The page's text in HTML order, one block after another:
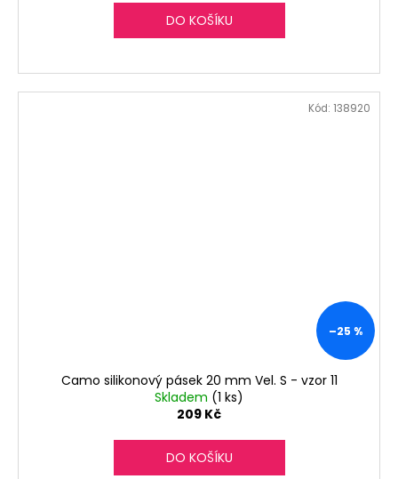
DO KOŠÍKU
–25 %
Camo silikonový pásek 20 mm Vel. S - vzor 11
Skladem (1 ks)
209 Kč
DO KOŠÍKU
Kód: 138920